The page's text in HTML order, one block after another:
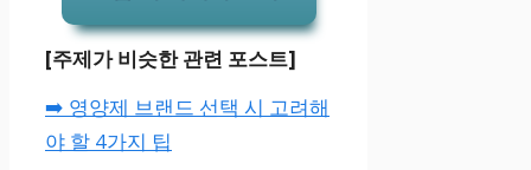
[주제가 비슷한 관련 포스트]
➡️ 영양제 브랜드 선택 시 고려해
야 할 4가지 팁